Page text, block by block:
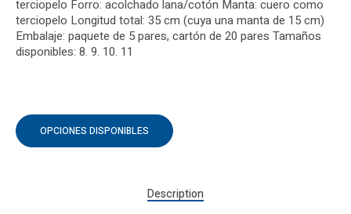
terciopelo Forro: acolchado lana/cotón Manta: cuero como
terciopelo Longitud total: 35 cm (cuya una manta de 15 cm)
Embalaje: paquete de 5 pares, cartón de 20 pares Tamaños
disponibles: 8. 9. 10. 11
OPCIONES DISPONIBLES
Description